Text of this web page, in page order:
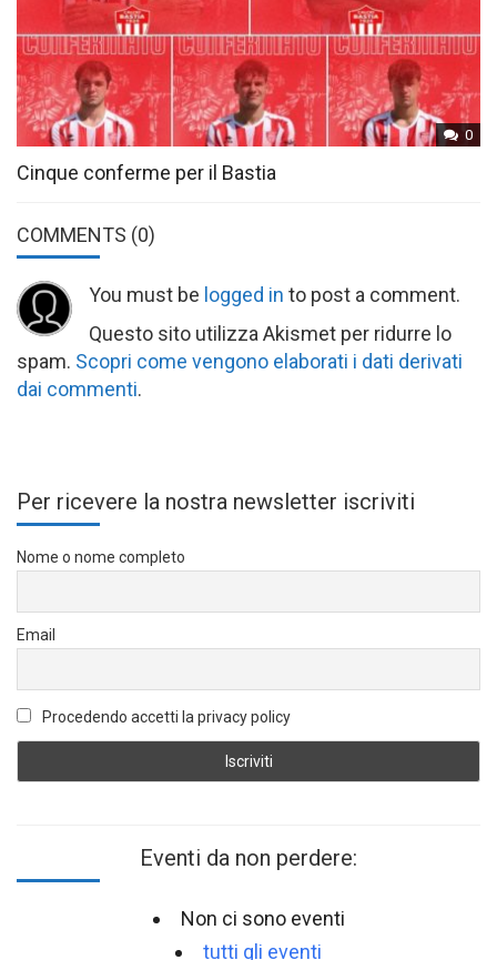
0
Cinque conferme per il Bastia
COMMENTS (0)
You must be logged in to post a comment.
Questo sito utilizza Akismet per ridurre lo
spam. Scopri come vengono elaborati i dati derivati
dai commenti.
Per ricevere la nostra newsletter iscriviti
Nome o nome completo
Email
Procedendo accetti la privacy policy
Eventi da non perdere:
Non ci sono eventi
tutti gli eventi